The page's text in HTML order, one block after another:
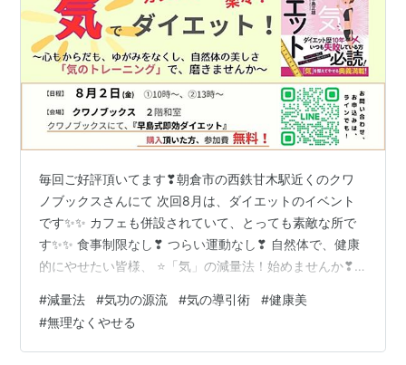
毎回ご好評頂いてます❣朝倉市の西鉄甘木駅近くのクワ
ノブックスさんにて 次回8月は、ダイエットのイベント
です✨✨ カフェも併設されていて、とっても素敵な所で
す✨✨ 食事制限なし❣ つらい運動なし❣ 自然体で、健康
的にやせたい皆様、 ⭐「気」の減量法！始めませんか❣
でｶﾝﾀﾝ❣楽々❣ダイエットのイベント❣ ⭐ 「気」の ダイ
エットのポイント❣、 『早島式即効ダイエット』をテキ
ストに、 「気のトレーニング」より、お教えします！ ―
#減量法 #気功の源流 #気の導引術 #健康美
#無理なくやせる